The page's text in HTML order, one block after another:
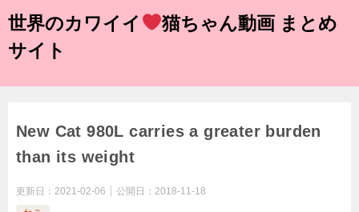
世界のカワイイ
猫ちゃん動画 まとめ
サイト
New Cat 980L carries a greater burden
than its weight
更新日： 2021-02-06 公開日： 2018-11-18